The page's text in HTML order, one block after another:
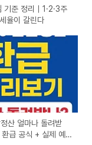
기준 정리｜1·2·3주
율이 갈린다
산 얼마나 돌려받
급 공식 + 실제 예